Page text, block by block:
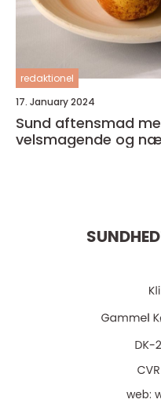
redaktionel
17. January 2024
Sund aftensmad
velsmagende og
web: